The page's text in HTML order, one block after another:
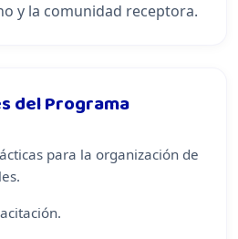
y la comunidad receptora.
del Programa
para la organización de